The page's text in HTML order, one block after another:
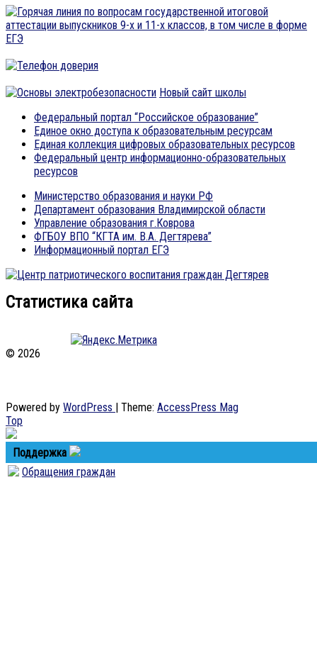
Новый сайт школы
Федеральный портал “Российское образование”
Единое окно доступа к образовательным ресурсам
Единая коллекция цифровых образовательных ресурсов
Федеральный центр информационно-образовательных
ресурсов
Министерство образования и науки РФ
Департамент образования Владимирской области
Управление образования г.Коврова
ФГБОУ ВПО “КГТА им. В.А. Дегтярева”
Информационный портал ЕГЭ
Статистика сайта
© 2026
Powered by WordPress | Theme: AccessPress Mag
Top
Поддержка
Обращения граждан